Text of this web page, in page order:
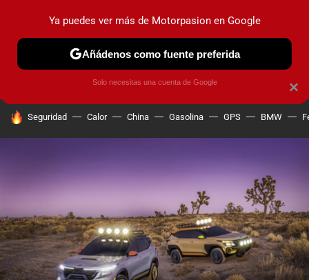
PRUEBAS COCHES ELÉCTRICOS OBSERVATORIO
HOY SE HABLA DE
Seguridad Calor China Gasolina GPS BMW
×
Ya puedes ver más de Motorpasion en Google
Añádenos como fuente preferida
Solo necesitas una cuenta de Google